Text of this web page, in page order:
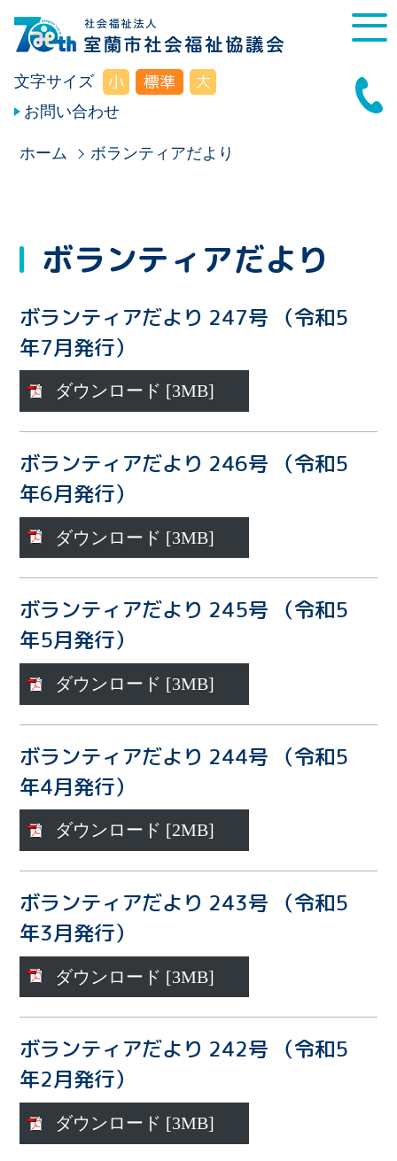
文字サイズ 小 標準 大
お問い合わせ
ホーム ボランティアだより
ボランティアだより
ボランティアだより 247号 （令和5
年7月発行）
ダウンロード [3MB]
ボランティアだより 246号 （令和5
年6月発行）
ダウンロード [3MB]
ボランティアだより 245号 （令和5
年5月発行）
ダウンロード [3MB]
ボランティアだより 244号 （令和5
年4月発行）
ダウンロード [2MB]
ボランティアだより 243号 （令和5
年3月発行）
ダウンロード [3MB]
ボランティアだより 242号 （令和5
年2月発行）
ダウンロード [3MB]